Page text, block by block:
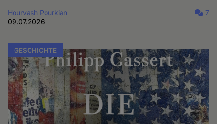
Hourvash Pourkian
09.07.2026
7
GESCHICHTE